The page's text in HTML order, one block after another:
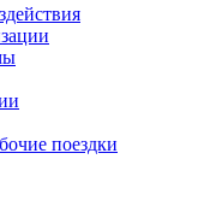
поездки